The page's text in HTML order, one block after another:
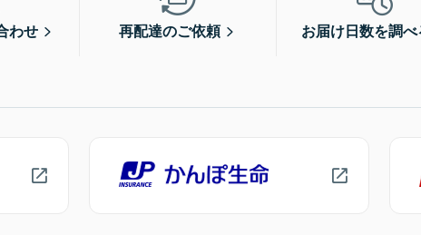
わせ 再配達のご依頼 お届け日数を調べ